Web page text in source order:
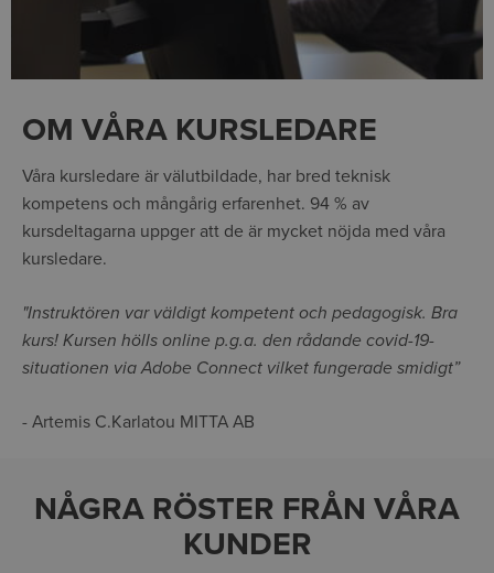
OM VÅRA KURSLEDARE
Våra kursledare är välutbildade, har bred teknisk
kompetens och mångårig erfarenhet. 94 % av
kursdeltagarna uppger att de är mycket nöjda med våra
kursledare.
"Instruktören var väldigt kompetent och pedagogisk. Bra
kurs! Kursen hölls online p.g.a. den rådande covid-19-
situationen via Adobe Connect vilket fungerade smidigt”
- Artemis C.Karlatou MITTA AB
NÅGRA RÖSTER FRÅN VÅRA
KUNDER